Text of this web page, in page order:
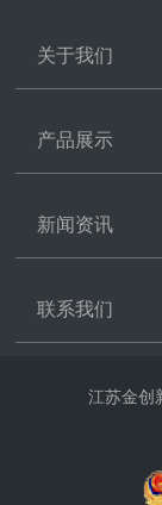
关于我们
产品展示
新闻资讯
联系我们
江苏金创